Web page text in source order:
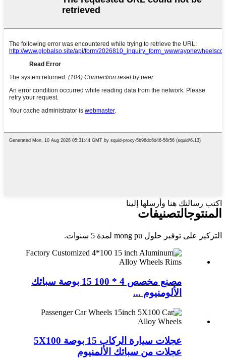
اكتب رسالتك هنا وأرسلها إلينا
المنتوجالتصنيفات
التركيز على توفير حلول mong pu لمدة 5 سنوات.
مصنع مخصص 4 * 100 15 بوصة سبائك
الألومنيوم ...
عجلات سيارة الركاب 15 بوصة 5X100
عجلات من سبائك الألمنيوم